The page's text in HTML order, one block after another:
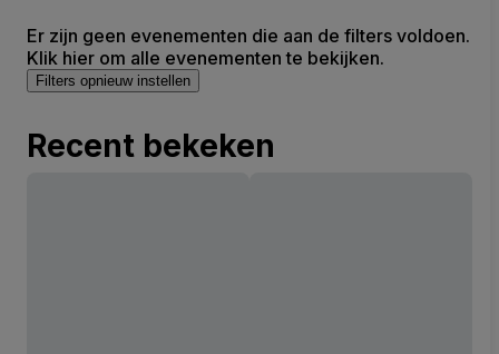
Er zijn geen evenementen die aan de filters voldoen.
Klik hier om alle evenementen te bekijken.
Filters opnieuw instellen
Recent bekeken